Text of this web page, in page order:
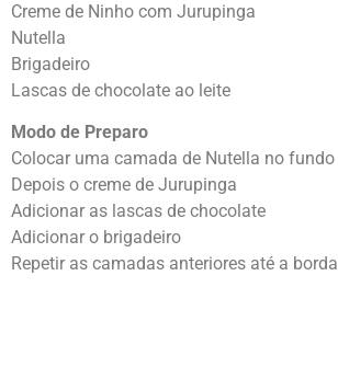
Creme de Ninho com Jurupinga
Nutella
Brigadeiro
Lascas de chocolate ao leite
Modo de Preparo
Colocar uma camada de Nutella no fundo
Depois o creme de Jurupinga
Adicionar as lascas de chocolate
Adicionar o brigadeiro
Repetir as camadas anteriores até a borda